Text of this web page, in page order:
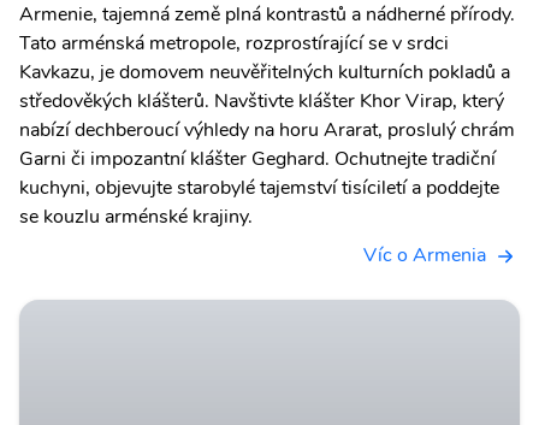
Armenie, tajemná země plná kontrastů a nádherné přírody.
Tato arménská metropole, rozprostírající se v srdci
Kavkazu, je domovem neuvěřitelných kulturních pokladů a
středověkých klášterů. Navštivte klášter Khor Virap, který
nabízí dechberoucí výhledy na horu Ararat, proslulý chrám
Garni či impozantní klášter Geghard. Ochutnejte tradiční
kuchyni, objevujte starobylé tajemství tisíciletí a poddejte
se kouzlu arménské krajiny.
Víc o Armenia